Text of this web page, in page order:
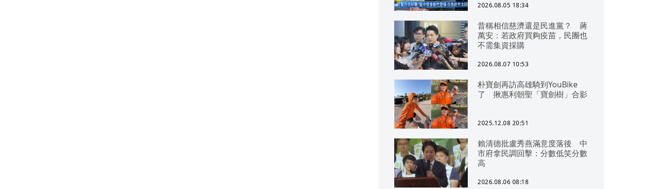
2026.08.05 18:34
昔稱相信慈濟還是民進黨？ 蔣
萬安：若政府買夠疫苗，民團也
不需集資採購
2026.08.07 10:53
朴寶劍再訪高雄騎到YouBike
了 揪惠利朝聖「寶劍樹」合影
2025.12.08 20:51
賴清德批盧秀燕滿意度落後 中
市府拿民調回擊：分數低笑分數
高
2026.08.06 08:18